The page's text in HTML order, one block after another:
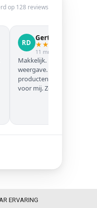
op 128 reviews
RD
Gert Jan
★★
11 mrt 2026
Makkelijk. Mooie
weergave. Goede
producten. Eerste keer
voor mij. Zeker niet de
ERVARING